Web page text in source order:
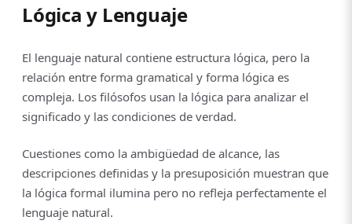
Lógica y Lenguaje
El lenguaje natural contiene estructura lógica, pero la
relación entre forma gramatical y forma lógica es
compleja. Los filósofos usan la lógica para analizar el
significado y las condiciones de verdad.
Cuestiones como la ambigüedad de alcance, las
descripciones definidas y la presuposición muestran que
la lógica formal ilumina pero no refleja perfectamente el
lenguaje natural.